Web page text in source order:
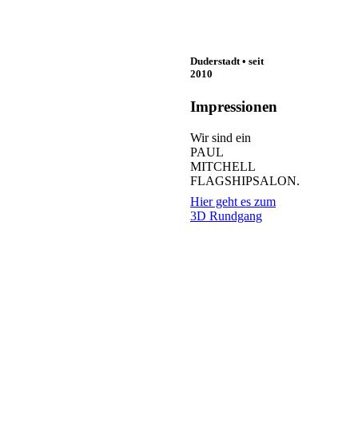
Duderstadt • seit
2010
Impressionen
Wir sind ein
PAUL
MITCHELL
FLAGSHIPSALON.
Hier geht es zum
3D Rundgang